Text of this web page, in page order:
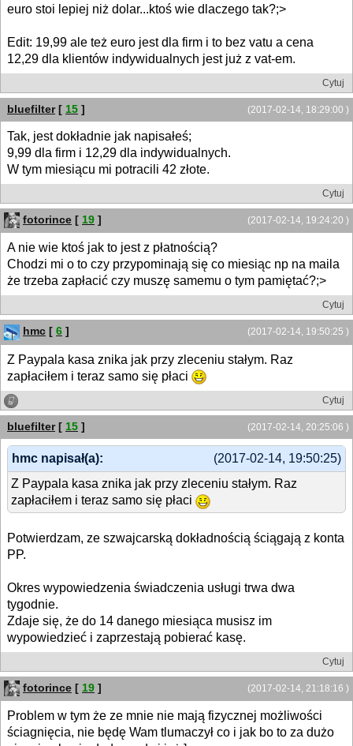
euro stoi lepiej niż dolar...ktoś wie dlaczego tak?;>
Edit: 19,99 ale też euro jest dla firm i to bez vatu a cena
12,29 dla klientów indywidualnych jest już z vat-em.
Cytuj
(2017-02-14, 18:29:00 )
bluefilter[ 15 ]
Tak, jest dokładnie jak napisałeś;
9,99 dla firm i 12,29 dla indywidualnych.
W tym miesiącu mi potracili 42 złote.
Cytuj
(2017-02-14, 19:24:20 )
fotorince [ 19 ]
A nie wie ktoś jak to jest z płatnością?
Chodzi mi o to czy przypominają się co miesiąc np na maila
że trzeba zapłacić czy muszę samemu o tym pamiętać?;>
Cytuj
(2017-02-14, 19:50:25 )
hmc [ 6 ]
Z Paypala kasa znika jak przy zleceniu stałym. Raz
zapłaciłem i teraz samo się płaci
Cytuj
(2017-02-14, 20:25:06 )
bluefilter[ 15 ]
(2017-02-14, 19:50:25)
hmc napisał(a):
Z Paypala kasa znika jak przy zleceniu stałym. Raz
zapłaciłem i teraz samo się płaci
Potwierdzam, ze szwajcarską dokładnością ściągają z konta
PP.
Okres wypowiedzenia świadczenia usługi trwa dwa
tygodnie.
Zdaje się, że do 14 danego miesiąca musisz im
wypowiedzieć i zaprzestają pobierać kasę.
Cytuj
(2017-02-14, 21:18:16 )
fotorince [ 19 ]
Problem w tym że ze mnie nie mają fizycznej możliwości
ściagnięcia, nie będę Wam tlumaczył co i jak bo to za dużo